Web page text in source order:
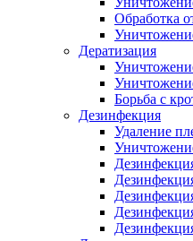
Обработка
Дератизация
Борьба с
Дезинфекция
Удаление